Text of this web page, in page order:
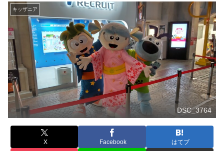
キッザニア
DSC_3764
X Facebook はてブ